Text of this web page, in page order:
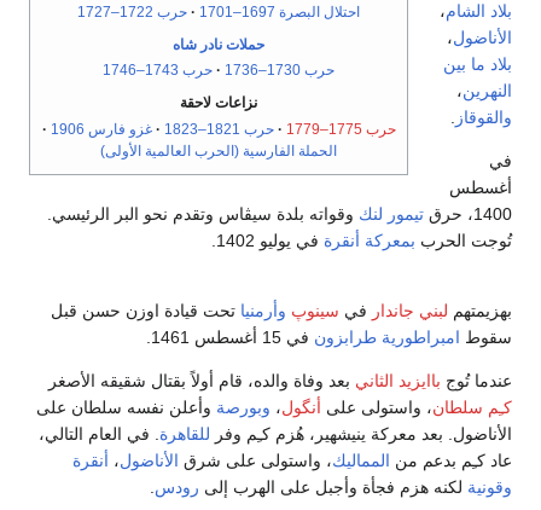
احتلال البصرة 1697–1701
حرب 1722–1727
حملات نادر شاه
حرب 1730–1736
حرب 1743–1746
نزاعات لاحقة
حرب 1775–1779
حرب 1821–1823
غزو فارس 1906
الحملة الفارسية (الحرب العالمية الأولى)
بلاد الشام،
الأناضول،
بلاد ما بين
النهرين،
والقوقاز .
في
أغسطس
1400، حرق
تيمور لنك وقواته بلدة سيڤاس وتقدم نحو البر الرئيسي.
تُوجت الحرب بمعركة أنقرة في يوليو 1402.
بهزيمتهم لبني جاندار في سينوپ وأرمنيا تحت قيادة اوزن حسن قبل
سقوط امبراطورية طرابزون في 15 أغسطس 1461.
عندما تُوج باايزيد الثاني بعد وفاة والده، قام أولاً بقتال شقيقه الأصغر
كـِم سلطان، واستولى على أنگول، وبورصة وأعلن نفسه سلطان على
الأناضول. بعد معركة ينيشهير، هُزم كـِم وفر للقاهرة. في العام التالي،
عاد كـِم بدعم من المماليك، واستولى على شرق الأناضول، أنقرة
وقونية لكنه هزم فجأة وأجبل على الهرب إلى رودس.